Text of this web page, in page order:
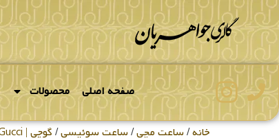
صفحه اصلی محصولات
خانه/ساعت مچی/ساعت سوئیسی/ گوچی | Gucci